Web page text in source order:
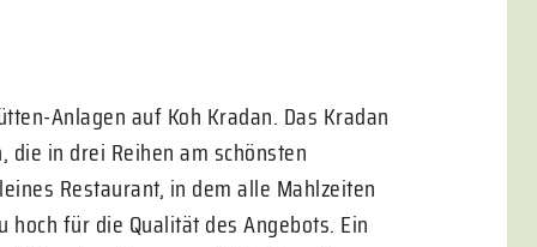
Anlagen auf Koh Kradan. Das Kradan
in drei Reihen am schönsten
Restaurant, in dem alle Mahlzeiten
für die Qualität des Angebots. Ein